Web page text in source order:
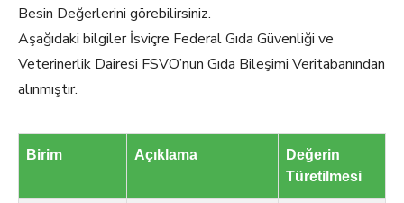
Besin Değerlerini görebilirsiniz.
Aşağıdaki bilgiler İsviçre Federal Gıda Güvenliği ve
Veterinerlik Dairesi FSVO’nun Gıda Bileşimi Veritabanından
alınmıştır.
Birim Açıklama
Değerin
Türetilmesi